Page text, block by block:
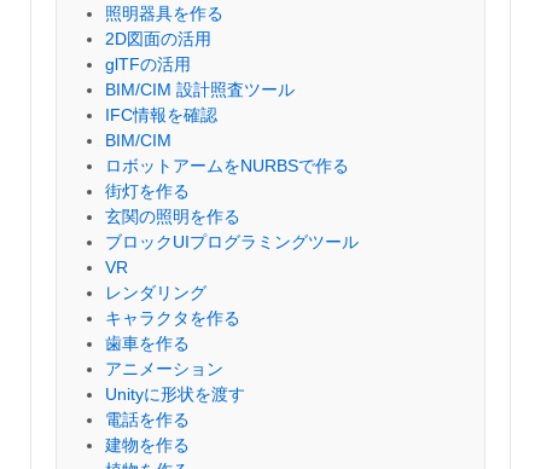
照明器具を作る
2D図面の活用
glTFの活用
BIM/CIM 設計照査ツール
IFC情報を確認
BIM/CIM
ロボットアームをNURBSで作る
街灯を作る
玄関の照明を作る
ブロックUIプログラミングツール
VR
レンダリング
キャラクタを作る
歯車を作る
アニメーション
Unityに形状を渡す
電話を作る
建物を作る